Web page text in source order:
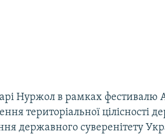
Нуржол в рамках фестивалю
територіальної цілісності
державного суверенітету